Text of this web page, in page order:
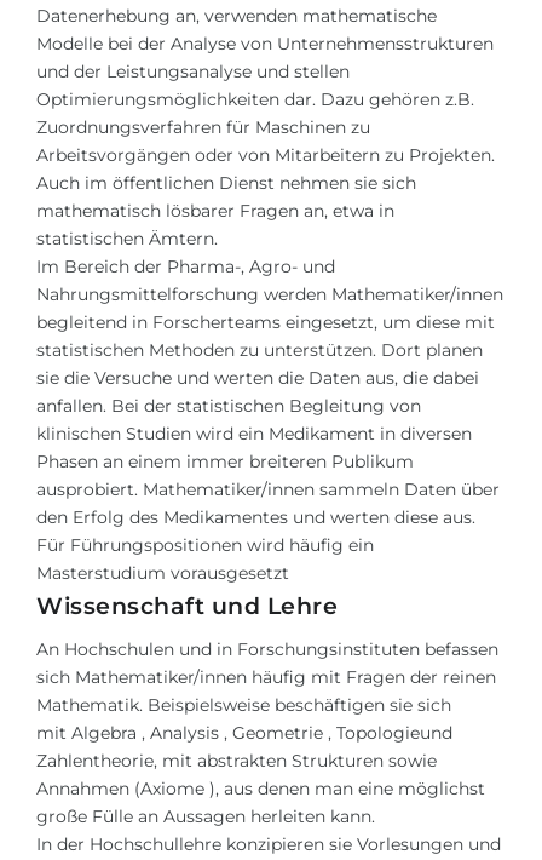
Datenerhebung an, verwenden mathematische
Modelle bei der Analyse von Unternehmensstrukturen
und der Leistungsanalyse und stellen
Optimierungsmöglichkeiten dar. Dazu gehören z.B.
Zuordnungsverfahren für Maschinen zu
Arbeitsvorgängen oder von Mitarbeitern zu Projekten.
Auch im öffentlichen Dienst nehmen sie sich
mathematisch lösbarer Fragen an, etwa in
statistischen Ämtern.
Im Bereich der Pharma-, Agro- und
Nahrungsmittelforschung werden Mathematiker/innen
begleitend in Forscherteams eingesetzt, um diese mit
statistischen Methoden zu unterstützen. Dort planen
sie die Versuche und werten die Daten aus, die dabei
anfallen. Bei der statistischen Begleitung von
klinischen Studien wird ein Medikament in diversen
Phasen an einem immer breiteren Publikum
ausprobiert. Mathematiker/innen sammeln Daten über
den Erfolg des Medikamentes und werten diese aus.
Für Führungspositionen wird häufig ein
Masterstudium vorausgesetzt
Wissenschaft und Lehre
An Hochschulen und in Forschungsinstituten befassen
sich Mathematiker/innen häufig mit Fragen der reinen
Mathematik. Beispielsweise beschäftigen sie sich
mit Algebra , Analysis , Geometrie , Topologieund
Zahlentheorie, mit abstrakten Strukturen sowie
Annahmen (Axiome ), aus denen man eine möglichst
große Fülle an Aussagen herleiten kann.
In der Hochschullehre konzipieren sie Vorlesungen und